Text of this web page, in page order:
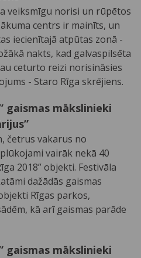
veiksmīgu norisi un rūpētos
centrs ir mainīts, un
iecienītajā atpūtas zonā -
nakts, kad galvaspilsēta
ceturto reizi norisināsies
- Staro Rīga skrējiens.
gaismas mākslinieki
četrus vakarus no
vairāk nekā 40
2018” objekti. Festivāla
dažādās gaismas
Rīgas parkos,
kā arī gaismas parāde
gaismas mākslinieki